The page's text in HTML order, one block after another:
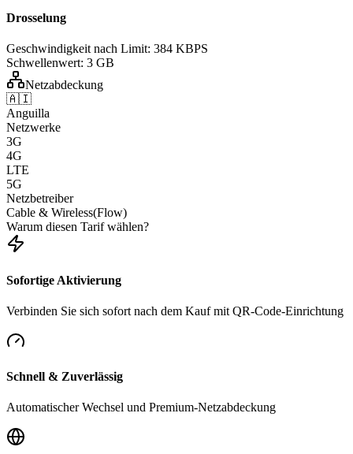
Drosselung
Geschwindigkeit nach Limit: 384 KBPS
Schwellenwert: 3 GB
Netzabdeckung
🇦🇮
Anguilla
Netzwerke
3G
4G
LTE
5G
Netzbetreiber
Cable & Wireless(Flow)
Warum diesen Tarif wählen?
Sofortige Aktivierung
Verbinden Sie sich sofort nach dem Kauf mit QR-Code-Einrichtung
Schnell & Zuverlässig
Automatischer Wechsel und Premium-Netzabdeckung